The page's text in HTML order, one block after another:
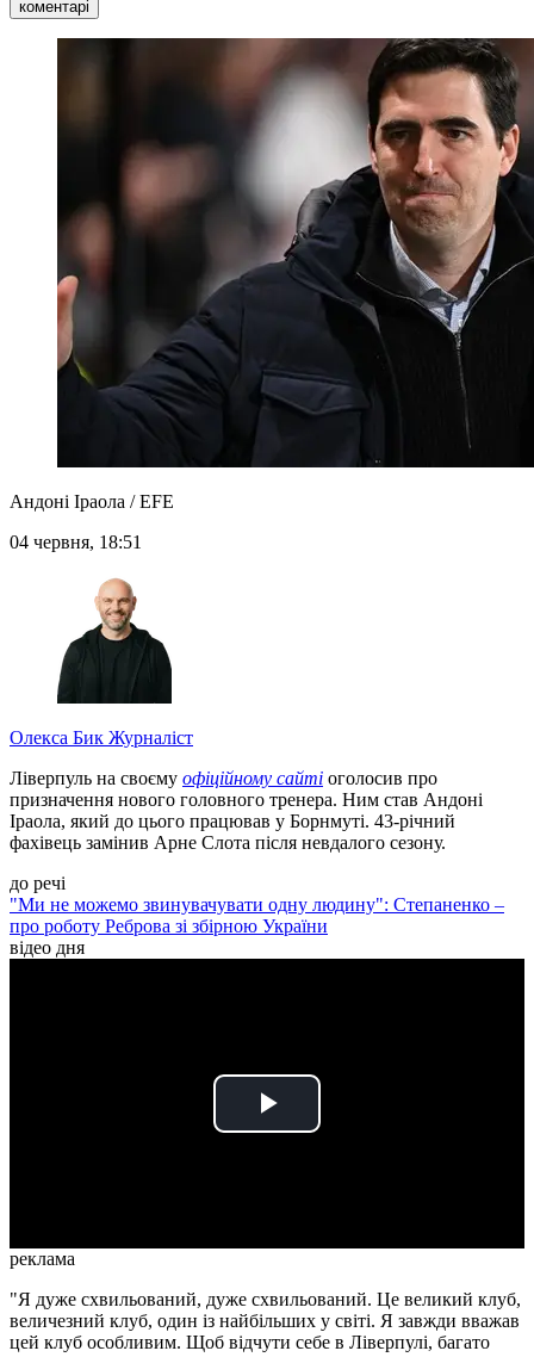
коментарі
Андоні Іраола / EFE
04 червня, 18:51
Олекса Бик Журналіст
Ліверпуль на своєму офіційному сайті оголосив про
призначення нового головного тренера. Ним став Андоні
Іраола, який до цього працював у Борнмуті. 43-річний
фахівець замінив Арне Слота після невдалого сезону.
до речі
"Ми не можемо звинувачувати одну людину": Степаненко –
про роботу Реброва зі збірною України
відео дня
Play
реклама
"Я дуже схвильований, дуже схвильований. Це великий клуб,
величезний клуб, один із найбільших у світі. Я завжди вважав
цей клуб особливим. Щоб відчути себе в Ліверпулі, багато